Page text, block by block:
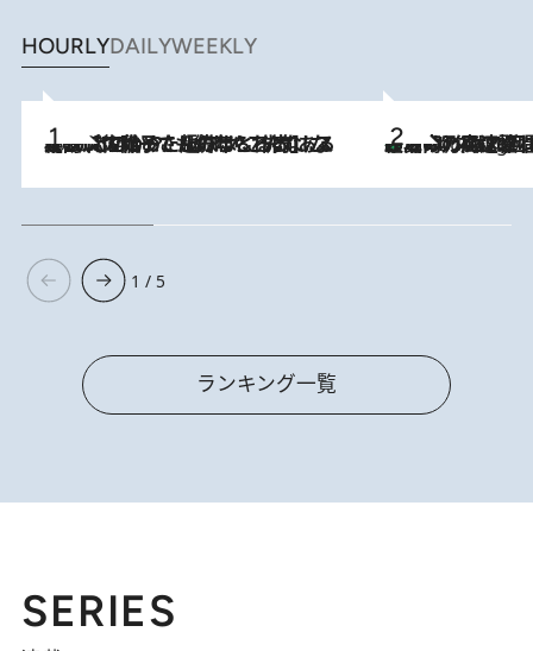
HOURLYDAILYWEEKLY
2026.8.5
【阿川佐和子さんの年とる力】なぜ70代で始めた趣味は“こんなに楽しい”のか？ ピアノ、俳句…スランプに陥っても続けられる“ある秘訣”とは 2 Hours Ago
「湘南乃風に憧れて」観客大盛上がりの“タオル回し”に、ラッパー顔負けの高速歌唱まで…さだまさし（74）のアグレッシブすぎる現在地
1 / 5
ランキング一覧
SERIES